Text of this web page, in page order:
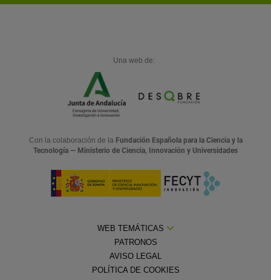
Una web de:
Con la colaboración de la Fundación Española para la Ciencia y la
Tecnología — Ministerio de Ciencia, Innovación y Universidades
WEB TEMÁTICAS
PATRONOS
AVISO LEGAL
POLÍTICA DE COOKIES